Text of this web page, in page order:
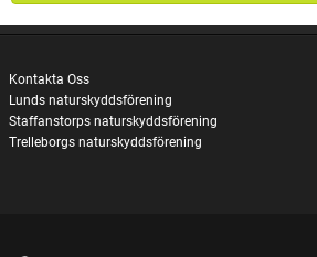
Kontakta Oss
Lunds naturskyddsförening
Staffanstorps naturskyddsförening
Trelleborgs naturskyddsförening